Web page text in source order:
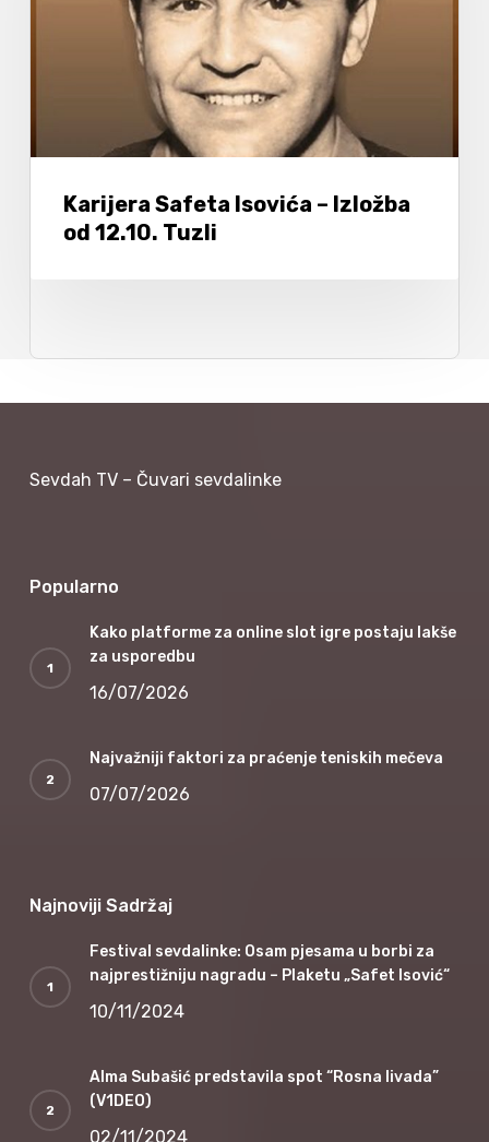
Karijera Safeta Isovića – Izložba
od 12.10. Tuzli
Sevdah TV – Čuvari sevdalinke
Popularno
Kako platforme za online slot igre postaju lakše
za usporedbu
16/07/2026
Najvažniji faktori za praćenje teniskih mečeva
07/07/2026
Najnoviji Sadržaj
Festival sevdalinke: Osam pjesama u borbi za
najprestižniju nagradu – Plaketu „Safet Isović“
10/11/2024
Alma Subašić predstavila spot “Rosna livada”
(V1DEO)
02/11/2024